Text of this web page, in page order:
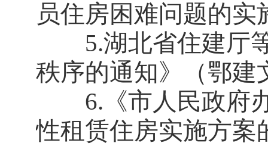
员住房困难问题的实
5.湖北省住建厅等
秩序的通知》（鄂建
6.《市人民政府办
性租赁住房实施方案